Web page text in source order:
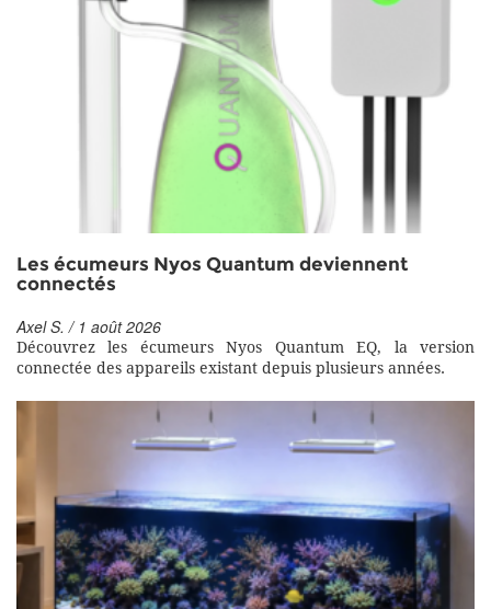
Les écumeurs Nyos Quantum deviennent
connectés
Axel S. / 1 août 2026
Découvrez les écumeurs Nyos Quantum EQ, la version
connectée des appareils existant depuis plusieurs années.